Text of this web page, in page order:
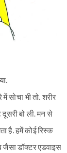
सोचा भी तो. शरीर
बो ली. मन से
है. हमें कोई रिस्क
जैसा डॉक्टर एडवाइस